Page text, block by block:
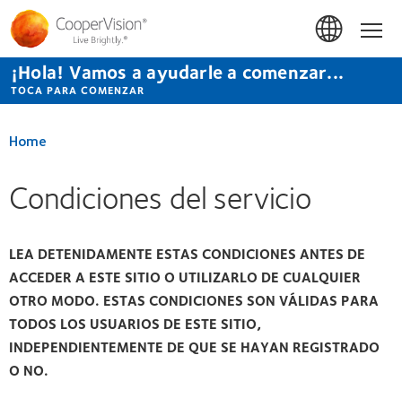
Pasar
contenido
principal
¡Hola! Vamos a ayudarle a comenzar...
TOCA PARA COMENZAR
Home
Condiciones del servicio
LEA DETENIDAMENTE ESTAS CONDICIONES ANTES DE
ACCEDER A ESTE SITIO O UTILIZARLO DE CUALQUIER
OTRO MODO. ESTAS CONDICIONES SON VÁLIDAS PARA
TODOS LOS USUARIOS DE ESTE SITIO,
INDEPENDIENTEMENTE DE QUE SE HAYAN REGISTRADO
O NO.